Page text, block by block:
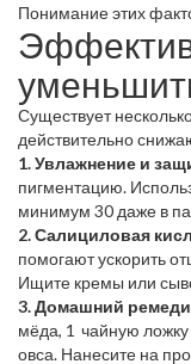
Понимание этих
Существует
действительно
1. Увлажнение и
пигментацию.
минимум 30 даже в
2. Салициловая
помогают ускорить
Ищите кремы или
ниацинамидом.
3. Домашний
мёда, 1 чайную ложку
овса. Нанесите на